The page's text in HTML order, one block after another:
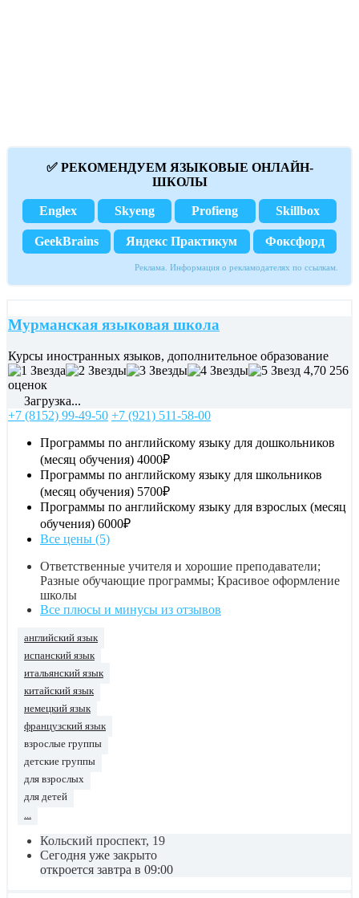
✅ РЕКОМЕНДУЕМ ЯЗЫКОВЫЕ ОНЛАЙН-
ШКОЛЫ
Englex Skyeng Profieng Skillbox
GeekBrains Яндекс Практикум Фоксфорд
Реклама. Информация о рекламодателях по ссылкам.
Мурманская языковая школа
Курсы иностранных языков, дополнительное образование
4,70 256
оценок
Загрузка...
+7 (8152) 99-49-50 +7 (921) 511-58-00
Программы по английскому языку для дошкольников
(месяц обучения) 4000₽
Программы по английскому языку для школьников
(месяц обучения) 5700₽
Программы по английскому языку для взрослых (месяц
обучения) 6000₽
Все цены (5)
Ответственные учителя и хорошие преподаватели;
Разные обучающие программы; Красивое оформление
школы
Все плюсы и минусы из отзывов
английский язык
испанский язык
итальянский язык
китайский язык
немецкий язык
французский язык
взрослые группы
детские группы
для взрослых
для детей
Кольский проспект, 19
Сегодня уже закрыто
откроется завтра в 09:00